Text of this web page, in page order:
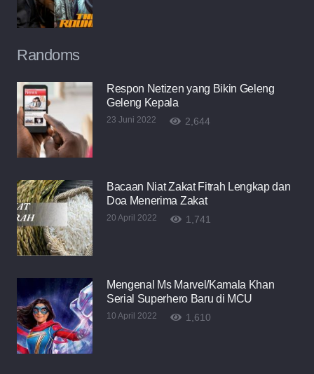
Randoms
Respon Netizen yang Bikin Geleng
Geleng Kepala
23 Juni 2022 2,644
Bacaan Niat Zakat Fitrah Lengkap dan
Doa Menerima Zakat
20 April 2022 1,741
Mengenal Ms Marvel/Kamala Khan
Serial Superhero Baru di MCU
10 April 2022 1,610